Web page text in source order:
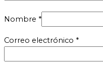
Nombre *
Correo electrónico *